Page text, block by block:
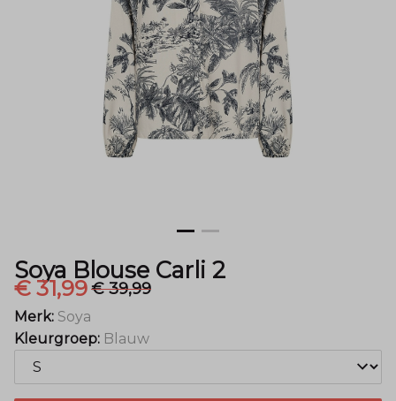
Menger
Mode
Soya Blouse Carli 2
€ 31,99€ 39,99
Merk: Soya
Kleurgroep: Blauw